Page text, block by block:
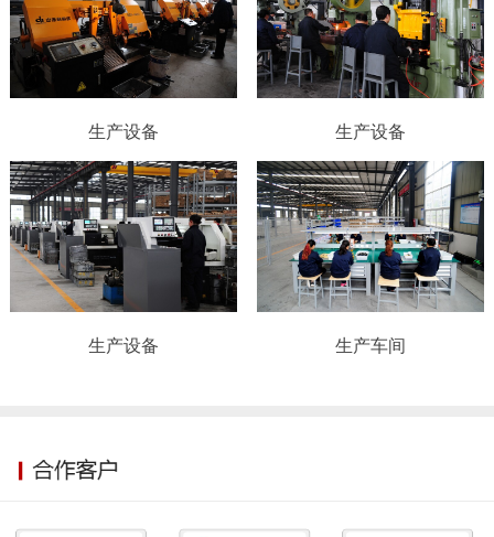
生产设备 生产设备
生产设备 生产车间